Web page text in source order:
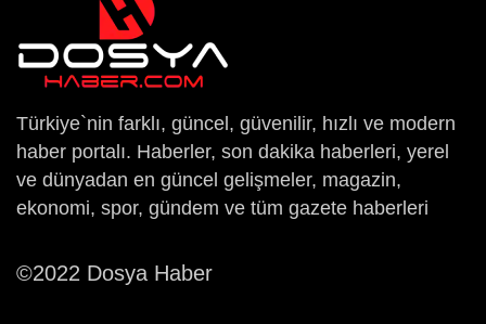
Türkiye`nin farklı, güncel, güvenilir, hızlı ve modern
haber portalı. Haberler, son dakika haberleri, yerel
ve dünyadan en güncel gelişmeler, magazin,
ekonomi, spor, gündem ve tüm gazete haberleri
©2022 Dosya Haber